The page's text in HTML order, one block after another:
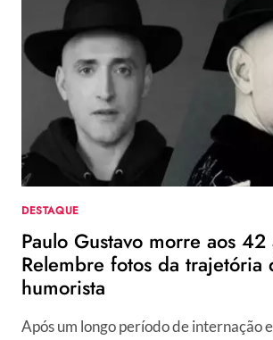
LÁGRIMAS
AO
FALAR
DE
PAULO
GUSTAVO
NO
ENCONTRO:
“MUITO
DIFÍCIL”
DESTAQUE
Paulo Gustavo morre aos 42
Relembre fotos da trajetória
humorista
Após um longo período de internação